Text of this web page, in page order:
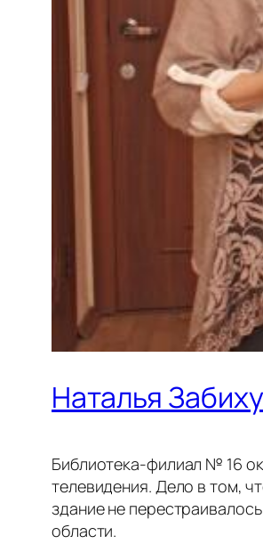
Наталья
Библиотека-филиал № 16
телевидения. Дело в том,
здание не
области.